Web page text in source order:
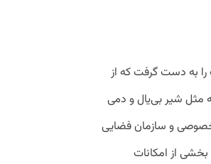
را به دست گرفت که از
مثل شیر بی‌یال و دمی
و سازمان فضایی
از امکانات